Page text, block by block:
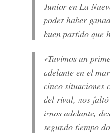
Junior en La
poder haber
buen partido que
«Tuvimos un
adelante en el
cinco situaciones
del rival, nos
irnos adelante,
segundo tiempo